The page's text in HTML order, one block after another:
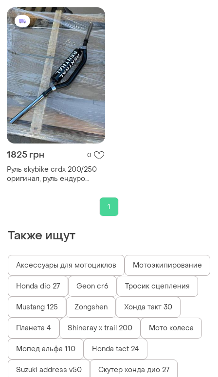
1825 грн 0
Руль skybike crdx 200/250
оригинал, руль ендуро
1
Также ищут
Аксессуары для мотоциклов Мотоэкипирование
Honda dio 27 Geon cr6 Тросик сцепления
Mustang 125 Zongshen Хонда такт 30
Планета 4 Shineray x trail 200 Мото колеса
Мопед альфа 110 Honda tact 24
Suzuki address v50 Скутер хонда дио 27